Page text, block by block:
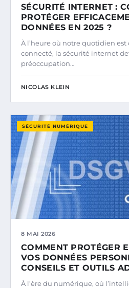
SÉCURITÉ INTERNET :
PROTÉGER
DONNÉES EN 2025 ?
À l’heure où notre quotidien est
connecté, la sécurité internet
préoccupation…
NICOLAS KLEIN
SÉCURITÉ NUMÉRIQUE
8 MAI 2026
COMMENT PROTÉGER
VOS DONNÉES
CONSEILS ET OUTILS
À l’ère du numérique, où